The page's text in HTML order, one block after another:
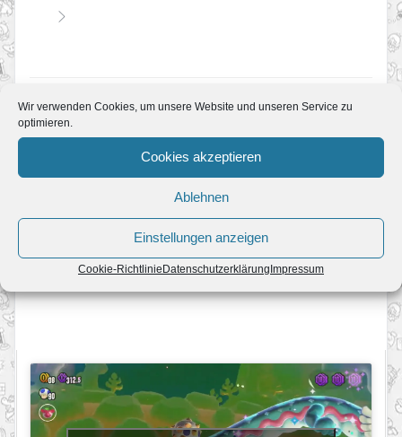
Wir verwenden Cookies, um unsere Website und unseren Service zu
optimieren.
Cookies akzeptieren
Ablehnen
Einstellungen anzeigen
Cookie-RichtlinieDatenschutzerklärungImpressum
Magma-Spezial: Tempo, Tempo!
Videolösung Bilder